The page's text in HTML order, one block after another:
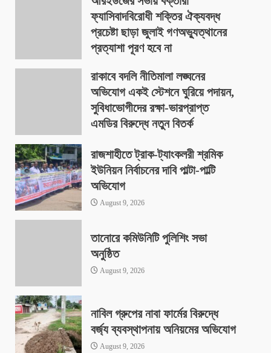
August 9, 2026
ফ্যাসিবাদবিরোধী শক্তির ঐক্যবদ্ধ
প্রচেষ্টা ছাড়া জুলাই গণঅভ্যুত্থানের
প্রত্যাশা পূরণ হবে না
রাকাবে বদলি নীতিমালা লঙ্ঘনের
অভিযোগ একই স্টেশনে ঘুরিয়ে পদায়ন,
সুবিধাভোগীদের রক্ষা-ভারপ্রাপ্ত
এমডির বিরুদ্ধে নতুন বিতর্ক
রাজশাহীতে ট্রাক-ট্যাংকলরী শ্রমিক
ইউনিয়ন নির্বাচনের দাবি পাল্টা-পাল্টি
অভিযোগ
August 9, 2026
তানোরে কমিউনিটি পুলিশিং সভা
অনুষ্ঠিত
August 9, 2026
নাবিল গ্রুপের নাবা ফার্মের বিরুদ্ধে
বর্জ্য ব্যবস্থাপনায় অনিয়মের অভিযোগ
August 9, 2026